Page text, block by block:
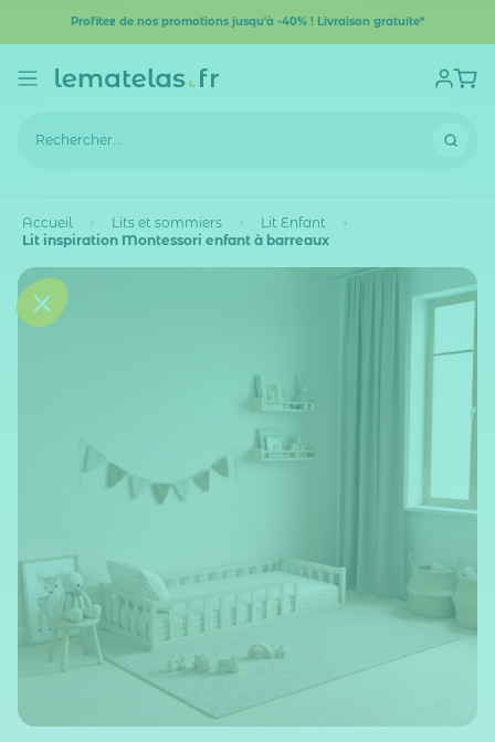
Profitez de nos promotions jusqu'à -40% ! Livraison gratuite*
Accueil Lits et sommiers
Lit Enfant
Lit inspiration Montessori enfant à barreaux